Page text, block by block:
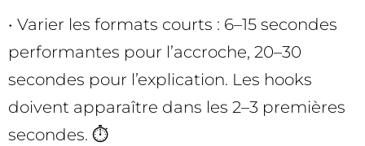
• Varier les formats courts : 6–15 secondes
performantes pour l’accroche, 20–30
secondes pour l’explication. Les hooks
doivent apparaître dans les 2–3 premières
secondes. ⏱️